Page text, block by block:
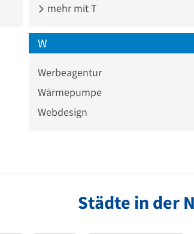
mehr mit T
W
Werbeagentur
Wärmepumpe
Webdesign
Städte in der